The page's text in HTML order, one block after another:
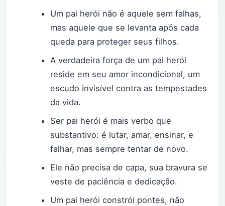
Um pai herói não é aquele sem falhas,
mas aquele que se levanta após cada
queda para proteger seus filhos.
A verdadeira força de um pai herói
reside em seu amor incondicional, um
escudo invisível contra as tempestades
da vida.
Ser pai herói é mais verbo que
substantivo: é lutar, amar, ensinar, e
falhar, mas sempre tentar de novo.
Ele não precisa de capa, sua bravura se
veste de paciência e dedicação.
Um pai herói constrói pontes, não